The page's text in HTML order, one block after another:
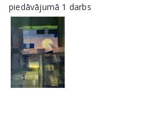
piedāvājumā 1 darbs